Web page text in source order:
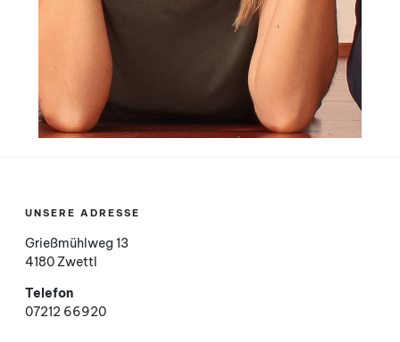
UNSERE ADRESSE
Grießmühlweg 13
4180 Zwettl
Telefon
07212 66920